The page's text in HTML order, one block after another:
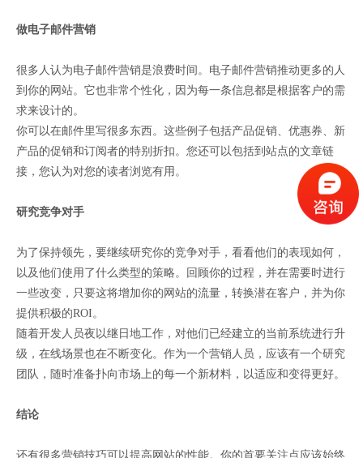
做电子邮件营销
很多人认为电子邮件营销是浪费时间。电子邮件营销推动更多的人
到你的网站。它也非常个性化，因为每一条信息都是根据客户的需
求来设计的。
你可以在邮件里写很多东西。这些例子包括产品促销、优惠券、新
产品的促销和订阅者的特别折扣。您还可以包括到站点的文章链
接，您认为对您的读者浏览有用。
研究竞争对手
为了保持领先，要继续研究你的竞争对手，看看他们的表现如何，
以及他们使用了什么类型的策略。回顾你的过程，并在需要时进行
一些改变，只要这将增加你的网站的流量，转换潜在客户，并为你
提供积极的ROI。
随着开发人员夜以继日地工作，对他们已经建立的当前系统进行升
级，在线场景也在不断变化。作为一个营销人员，应该有一个研究
团队，随时准备扑向市场上的每一个新材料，以适应和变得更好。
结论
还有很多营销技巧可以提高网站的性能。你的首要关注点应该始终